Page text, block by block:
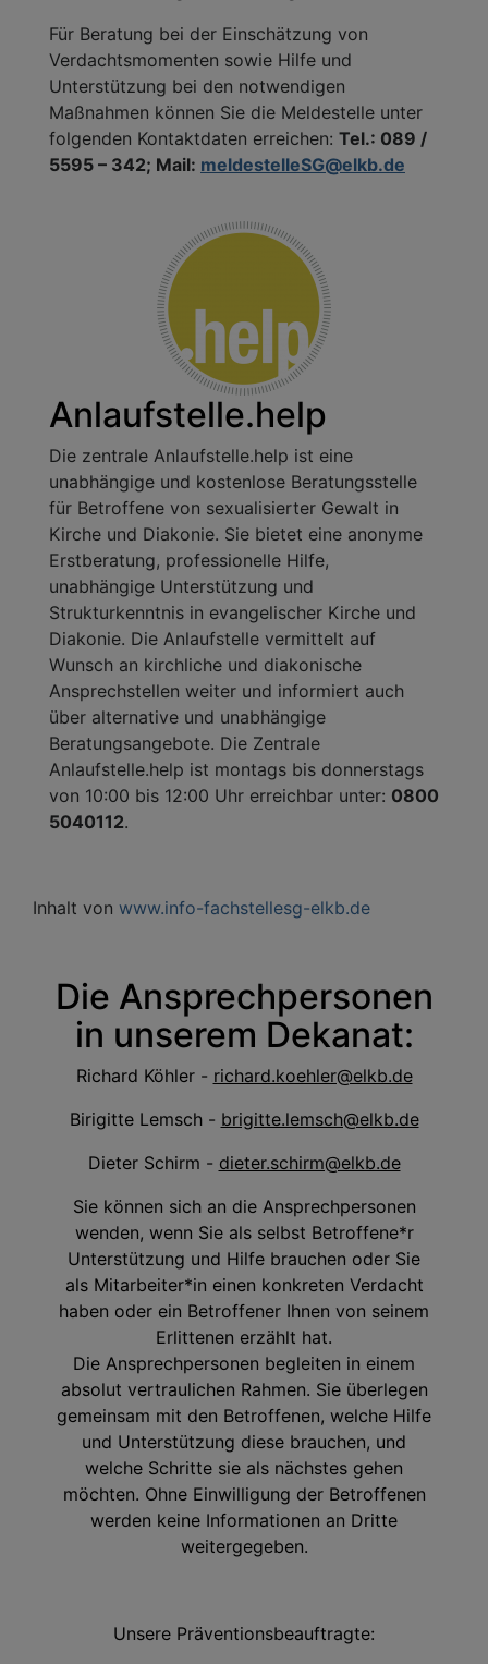
Für Beratung bei der Einschätzung von
Verdachtsmomenten sowie Hilfe und
Unterstützung bei den notwendigen
Maßnahmen können Sie die Meldestelle unter
folgenden Kontaktdaten erreichen: Tel.: 089 /
5595 – 342; Mail: meldestelleSG@elkb.de
Anlaufstelle.help
Die zentrale Anlaufstelle.help ist eine
unabhängige und kostenlose Beratungsstelle
für Betroffene von sexualisierter Gewalt in
Kirche und Diakonie. Sie bietet eine anonyme
Erstberatung, professionelle Hilfe,
unabhängige Unterstützung und
Strukturkenntnis in evangelischer Kirche und
Diakonie. Die Anlaufstelle vermittelt auf
Wunsch an kirchliche und diakonische
Ansprechstellen weiter und informiert auch
über alternative und unabhängige
Beratungsangebote. Die Zentrale
Anlaufstelle.help ist montags bis donnerstags
von 10:00 bis 12:00 Uhr erreichbar unter: 0800
5040112.
Inhalt von www.info-fachstellesg-elkb.de
Die Ansprechpersonen
in unserem Dekanat:
Richard Köhler - richard.koehler@elkb.de
Birigitte Lemsch - brigitte.lemsch@elkb.de
Dieter Schirm - dieter.schirm@elkb.de
Sie können sich an die Ansprechpersonen
wenden, wenn Sie als selbst Betroffene*r
Unterstützung und Hilfe brauchen oder Sie
als Mitarbeiter*in einen konkreten Verdacht
haben oder ein Betroffener Ihnen von seinem
Erlittenen erzählt hat.
Die Ansprechpersonen begleiten in einem
absolut vertraulichen Rahmen. Sie überlegen
gemeinsam mit den Betroffenen, welche Hilfe
und Unterstützung diese brauchen, und
welche Schritte sie als nächstes gehen
möchten. Ohne Einwilligung der Betroffenen
werden keine Informationen an Dritte
weitergegeben.
Unsere Präventionsbeauftragte: